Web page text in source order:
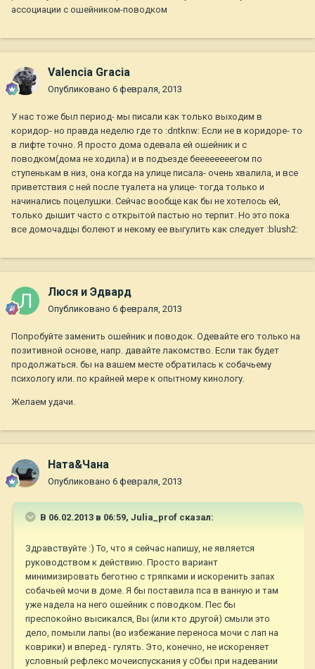
ассоциации с ошейником-поводком
Valencia Gracia
Опубликовано 6 февраля, 2013
У нас тоже был период- мы писали как только выходим в
коридор- но правда неделю где то :dntknw: Если не в коридоре- то
в лифте точно. Я просто дома одевала ей ошейник и с
поводком(дома не ходила) и в подъезде беееееееегом по
ступенькам в низ, она когда на улице писала- очень хвалила, и все
приветствия с ней после туалета на улице- тогда только и
начинались поцелушки. Сейчас вообще как бы не хотелось ей,
только дышит часто с открытой пастью но терпит. Но это пока
все домочадцы болеют и некому ее выгулить как следует :blush2:
Люся и Эдвард
Опубликовано 6 февраля, 2013
Попробуйте заменить ошейник и поводок. Одевайте его только на
позитивной основе, напр. давайте лакомство. Если так будет
продолжаться. бы на вашем месте обратилась к собачьему
психологу или. по крайней мере к опытному кинологу.
Желаем удачи.
Ната&Чана
Опубликовано 6 февраля, 2013
В 06.02.2013 в 06:59, Julia_prof сказал:
Здравствуйте :) То, что я сейчас напишу, не является
руководством к действию. Просто вариант
минимизировать беготню с тряпками и искоренить запах
собачьей мочи в доме. Я бы поставила пса в ванную и там
уже надела на него ошейник с поводком. Пес бы
преспокойно высикался, Вы (или кто другой) смыли это
дело, помыли лапы (во избежание переноса мочи с лап на
коврики) и вперед - гулять. Это, конечно, не искореняет
условный рефлекс мочеиспускания у сОбы при надевании